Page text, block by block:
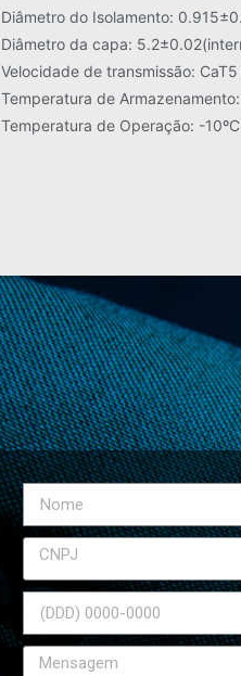
Diâmetro do Isolamento:
Diâmetro da capa:
Velocidade de transmissão: CaT5
Temperatura de
Temperatura de Operação: -